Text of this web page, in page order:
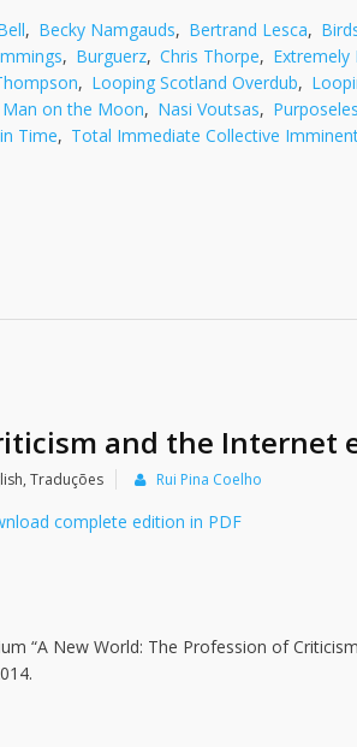
, Becky Namgauds, Bertrand Lesca,
, Burguerz, Chris Thorpe, Extremely
, Looping Scotland Overdub,
Man on the Moon, Nasi Voutsas,
Time, Total Immediate Collective
and the Internet
, Traduções Rui Pina Coelho
complete edition in PDF
“A New World: The Profession of